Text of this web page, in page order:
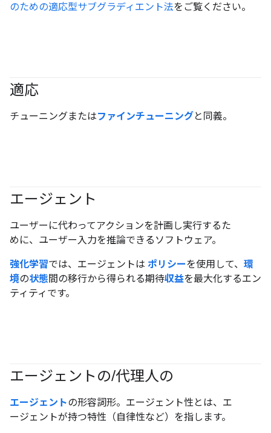
のための適応型サブグラディエント法をご覧ください。
適応
チューニングまたはファインチューニングと同義。
エージェント
ユーザーに代わってアクションを計画し実行するた
めに、ユーザー入力を推論できるソフトウェア。
強化学習では、エージェントは ポリシーを使用して、 環
境の状態間の移行から得られる期待収益を最大化するエン
ティティです。
エージェントの/代理人の
エージェントの形容詞形。エージェント性とは、エ
ージェントが持つ特性（自律性など）を指します。